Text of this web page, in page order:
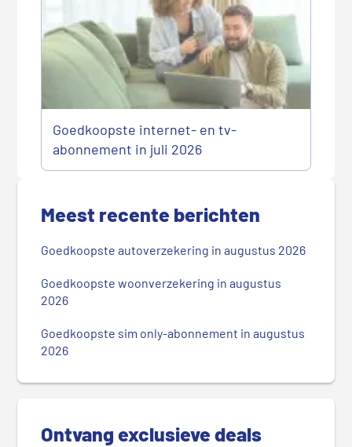
Goedkoopste internet- en tv-
abonnement in juli 2026
d
Meest recente berichten
Goedkoopste autoverzekering in augustus 2026
Goedkoopste woonverzekering in augustus
2026
Goedkoopste sim only-abonnement in augustus
2026
Ontvang exclusieve deals